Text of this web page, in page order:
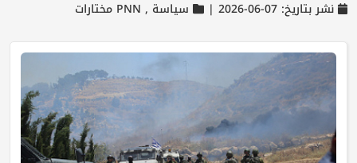
نشر بتاريخ: 07-06-2026 | سياسة , PNN مختارات